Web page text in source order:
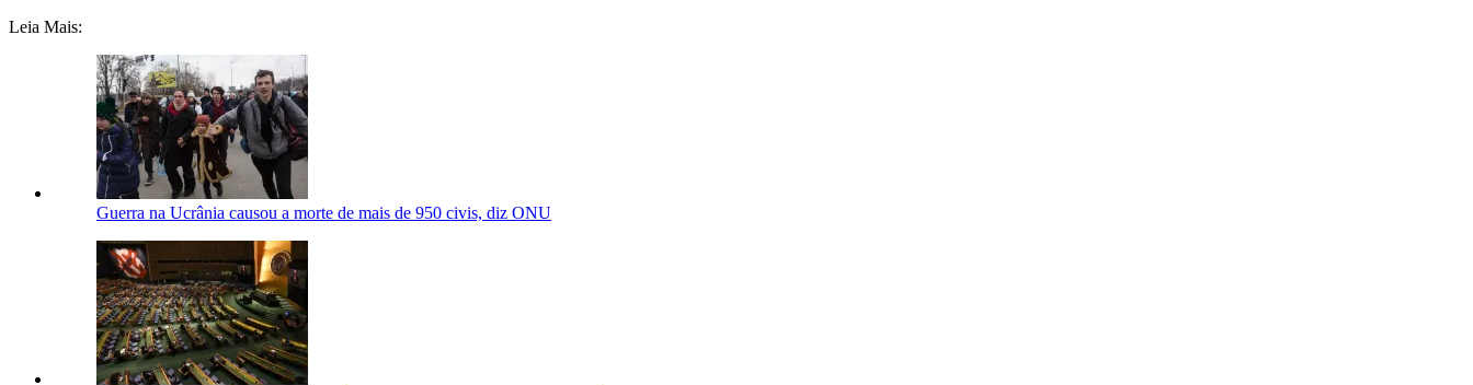
Leia Mais:
Guerra na Ucrânia causou a morte de mais de 950 civis, diz ONU